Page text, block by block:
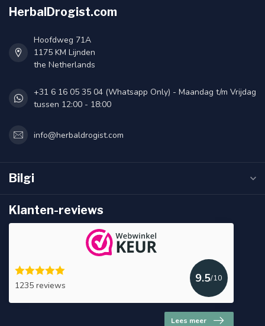
HerbalDrogist.com
Hoofdweg 71A
1175 KM Lijnden
the Netherlands
+31 6 16 05 35 04 (Whatsapp Only) - Maandag t/m Vrijdag
tussen 12:00 - 18:00
info@herbaldrogist.com
Bilgi
Klanten-reviews
1235 reviews
9.5/10
Lees meer